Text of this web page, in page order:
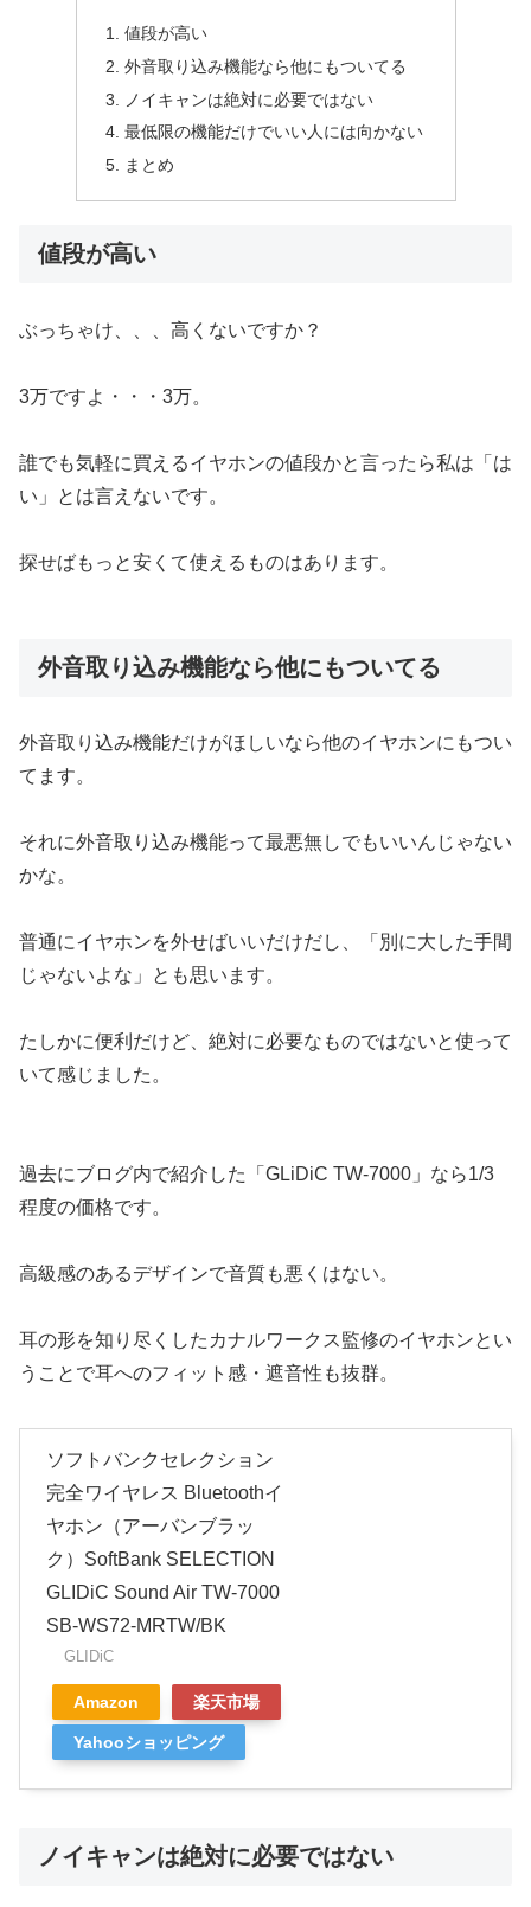
値段が高い
外音取り込み機能なら他にもついてる
ノイキャンは絶対に必要ではない
最低限の機能だけでいい人には向かない
まとめ
値段が高い
ぶっちゃけ、、、高くないですか？
3万ですよ・・・3万。
誰でも気軽に買えるイヤホンの値段かと言ったら私は「は
い」とは言えないです。
探せばもっと安くて使えるものはあります。
外音取り込み機能なら他にもついてる
外音取り込み機能だけがほしいなら他のイヤホンにもつい
てます。
それに外音取り込み機能って最悪無しでもいいんじゃない
かな。
普通にイヤホンを外せばいいだけだし、「別に大した手間
じゃないよな」とも思います。
たしかに便利だけど、絶対に必要なものではないと使って
いて感じました。
過去にブログ内で紹介した「GLiDiC TW-7000」なら1/3
程度の価格です。
高級感のあるデザインで音質も悪くはない。
耳の形を知り尽くしたカナルワークス監修のイヤホンとい
うことで耳へのフィット感・遮音性も抜群。
ソフトバンクセレクション
完全ワイヤレス Bluetoothイ
ヤホン（アーバンブラッ
ク）SoftBank SELECTION
GLIDiC Sound Air TW-7000
SB-WS72-MRTW/BK
GLIDiC
Amazon 楽天市場
Yahooショッピング
ノイキャンは絶対に必要ではない